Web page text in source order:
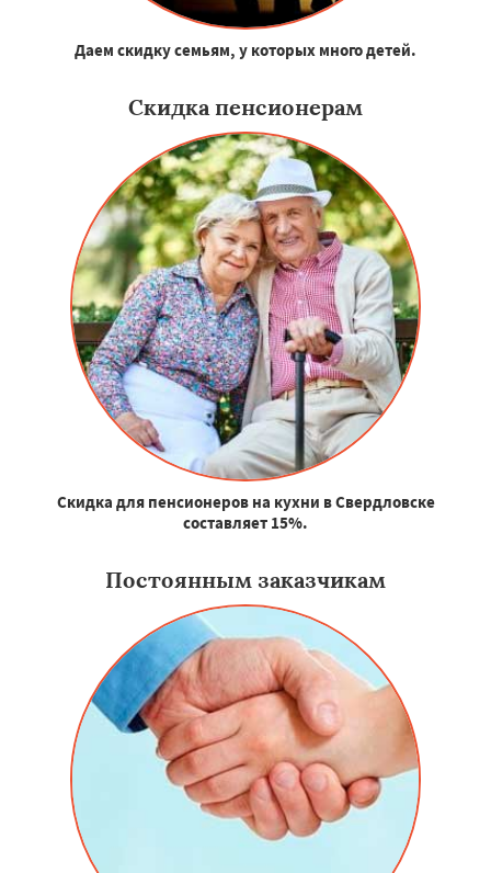
Даем скидку семьям, у которых много детей.
Скидка пенсионерам
Скидка для пенсионеров на кухни в Свердловске
составляет 15%.
Постоянным заказчикам